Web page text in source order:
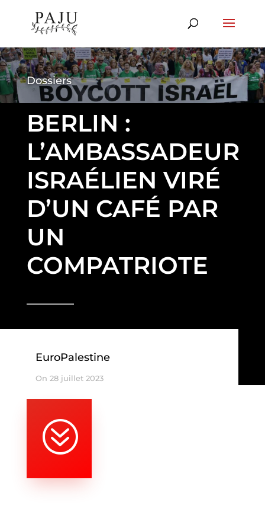
Dossiers
BERLIN :
L’AMBASSADEUR
ISRAÉLIEN VIRÉ
D’UN CAFÉ PAR
UN
COMPATRIOTE
EuroPalestine
On 28 juillet 2023
?